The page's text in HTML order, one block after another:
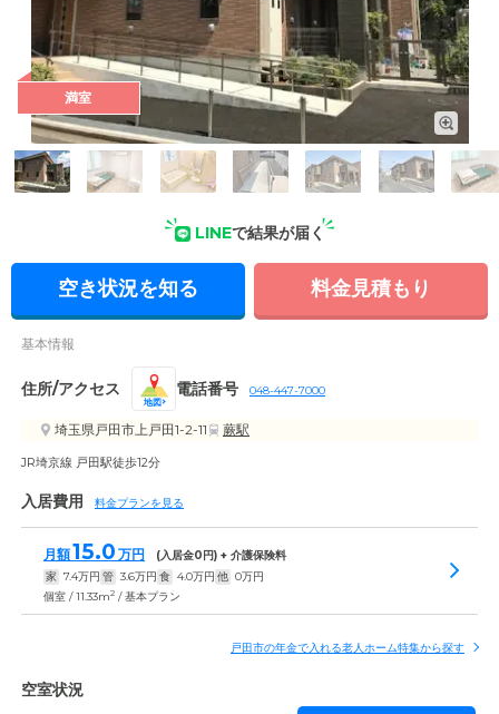
外観: 施設は活気あふれる街中に位置。徒歩4分の場所には戸田
市役所があり、生活拠点として便利です。
満室
LINEで結果が届く
空き状況を知る 料金見積もり
基本情報
住所/アクセス
地図
電話番号 048-447-7000
埼玉県戸田市上戸田1-2-11 蕨駅
JR埼京線 戸田駅徒歩12分
入居費用 料金プランを見る
月額15.0 万円 (入居金0円) + 介護保険料
家 7.4万円 管 3.6万円 食 4.0万円 他 0万円
個室 / 11.33m2 / 基本プラン
戸田市の年金で入れる老人ホーム特集から探す
空室状況